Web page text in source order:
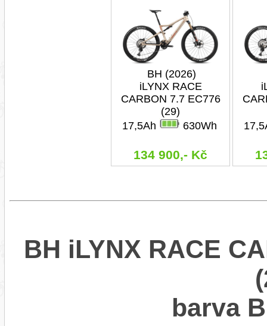
BH (2026)
iLYNX RACE
CARBON 7.7 EC776
(29)
17,5Ah
630Wh
134 900,- Kč
BH iLYNX RACE
barva